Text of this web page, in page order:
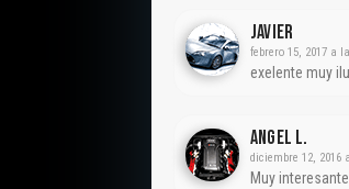
Javier
febrero 15, 2017 a
exelente muy
Angel L.
diciembre 12, 2016
Muy